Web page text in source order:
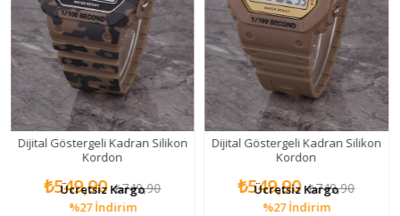
Kadran Silikon
₺749,90
İndirim
Ücretsiz Kargo
Dijital Göstergeli Kadran Silikon
₺549,90 ₺749,90
İndirim
Ücretsiz Kargo
Dijital